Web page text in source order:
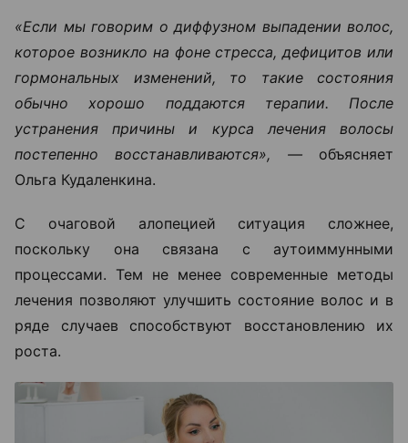
«Если мы говорим о диффузном выпадении волос,
которое возникло на фоне стресса, дефицитов или
гормональных изменений, то такие состояния
обычно хорошо поддаются терапии. После
устранения причины и курса лечения волосы
постепенно восстанавливаются», —объясняет
Ольга Кудаленкина.
С очаговой алопецией ситуация сложнее,
поскольку она связана с аутоиммунными
процессами. Тем не менее современные методы
лечения позволяют улучшить состояние волос и в
ряде случаев способствуют восстановлению их
роста.